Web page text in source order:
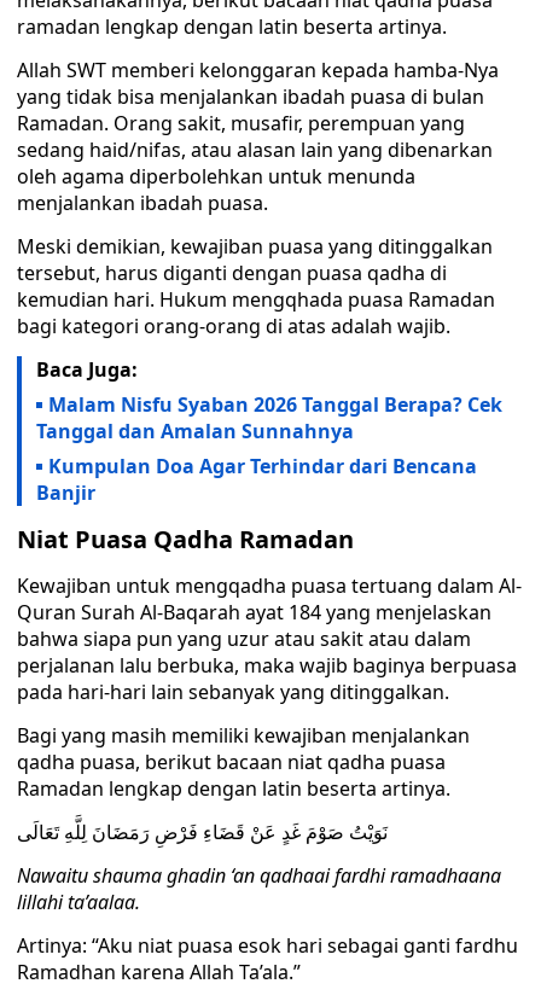
ramadan lengkap dengan latin beserta artinya.
Allah SWT memberi kelonggaran kepada hamba-Nya
yang tidak bisa menjalankan ibadah puasa di bulan
Ramadan. Orang sakit, musafir, perempuan yang
sedang haid/nifas, atau alasan lain yang dibenarkan
oleh agama diperbolehkan untuk menunda
menjalankan ibadah puasa.
Meski demikian, kewajiban puasa yang ditinggalkan
tersebut, harus diganti dengan puasa qadha di
kemudian hari. Hukum mengqhada puasa Ramadan
bagi kategori orang-orang di atas adalah wajib.
Baca Juga:
Malam Nisfu Syaban 2026 Tanggal Berapa? Cek
Tanggal dan Amalan Sunnahnya
Kumpulan Doa Agar Terhindar dari Bencana
Banjir
Niat Puasa Qadha Ramadan
Kewajiban untuk mengqadha puasa tertuang dalam Al-
Quran Surah Al-Baqarah ayat 184 yang menjelaskan
bahwa siapa pun yang uzur atau sakit atau dalam
perjalanan lalu berbuka, maka wajib baginya berpuasa
pada hari-hari lain sebanyak yang ditinggalkan.
Bagi yang masih memiliki kewajiban menjalankan
qadha puasa, berikut bacaan niat qadha puasa
Ramadan lengkap dengan latin beserta artinya.
نَوَيْتُ صَوْمَ غَدٍ عَنْ قَضَاءِ فَرْضِ رَمَضَانَ لِلَّهِ تَعَالَى
Nawaitu shauma ghadin ‘an qadhaai fardhi ramadhaana
lillahi ta’aalaa.
Artinya: “Aku niat puasa esok hari sebagai ganti fardhu
Ramadhan karena Allah Ta’ala.”